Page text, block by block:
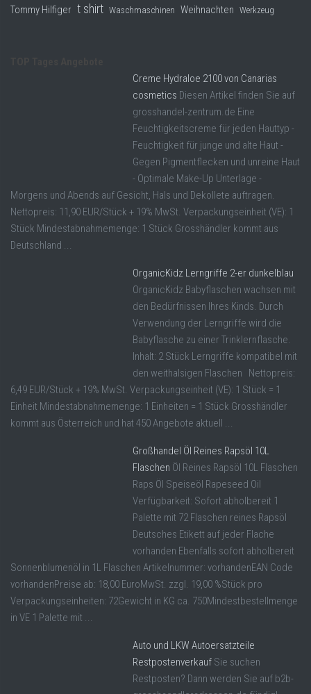
Tommy Hilfiger t shirt Waschmaschinen Weihnachten Werkzeug
Creme Hydraloe 2100 von Canarias
cosmetics Diesen Artikel finden Sie auf
grosshandel-zentrum.de Eine
Feuchtigkeitscreme für jeden Hauttyp -
Feuchtigkeit für junge und alte Haut -
Gegen Pigmentflecken und unreine Haut
- Optimale Make-Up Unterlage -
Morgens und Abends auf Gesicht, Hals und Dekollete auftragen.
Nettopreis: 11,90 EUR/Stück + 19% MwSt. Verpackungseinheit (VE): 1
Stück Mindestabnahmemenge: 1 Stück Grosshändler kommt aus
Deutschland ...
OrganicKidz Lerngriffe 2-er dunkelblau
OrganicKidz Babyflaschen wachsen mit
den Bedürfnissen Ihres Kinds. Durch
Verwendung der Lerngriffe wird die
Babyflasche zu einer Trinklernflasche.
Inhalt: 2 Stück Lerngriffe kompatibel mit
den weithalsigen Flaschen Nettopreis:
6,49 EUR/Stück + 19% MwSt. Verpackungseinheit (VE): 1 Stück = 1
Einheit Mindestabnahmemenge: 1 Einheiten = 1 Stück Grosshändler
kommt aus Österreich und hat 450 Angebote aktuell ...
Großhandel Öl Reines Rapsöl 10L
Flaschen Öl Reines Rapsöl 10L Flaschen
Raps Öl Speiseöl Rapeseed Oil
Verfügbarkeit: Sofort abholbereit 1
Palette mit 72 Flaschen reines Rapsöl
Deutsches Etikett auf jeder Flache
vorhanden Ebenfalls sofort abholbereit
Sonnenblumenöl in 1L Flaschen Artikelnummer: vorhandenEAN Code
vorhandenPreise ab: 18,00 EuroMwSt. zzgl. 19,00 %Stück pro
Verpackungseinheiten: 72Gewicht in KG ca. 750Mindestbestellmenge
in VE 1 Palette mit ...
Auto und LKW Autoersatzteile
Restpostenverkauf Sie suchen
Restposten? Dann werden Sie auf b2b-